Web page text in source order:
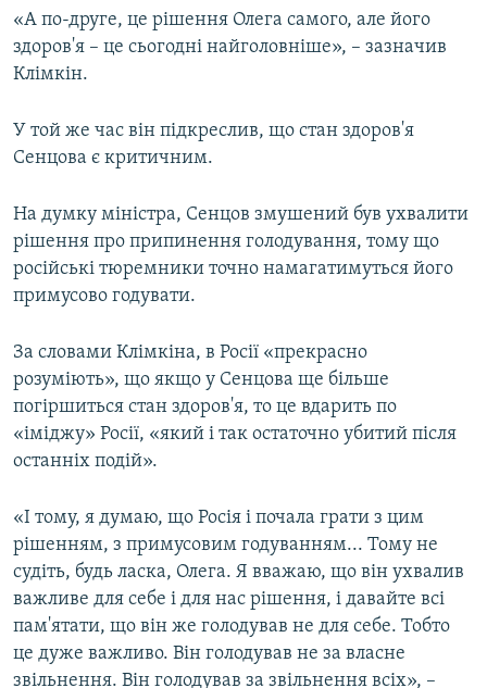
«А по-друге, це рішення Олега самого, але його
здоров'я – це сьогодні найголовніше», – зазначив
Клімкін.
У той же час він підкреслив, що стан здоров'я
Сенцова є критичним.
На думку міністра, Сенцов змушений був ухвалити
рішення про припинення голодування, тому що
російські тюремники точно намагатимуться його
примусово годувати.
За словами Клімкіна, в Росії «прекрасно
розуміють», що якщо у Сенцова ще більше
погіршиться стан здоров'я, то це вдарить по
«іміджу» Росії, «який і так остаточно убитий після
останніх подій».
«І тому, я думаю, що Росія і почала грати з цим
рішенням, з примусовим годуванням... Тому не
судіть, будь ласка, Олега. Я вважаю, що він ухвалив
важливе для себе і для нас рішення, і давайте всі
пам'ятати, що він же голодував не для себе. Тобто
це дуже важливо. Він голодував не за власне
звільнення. Він голодував за звільнення всіх», –